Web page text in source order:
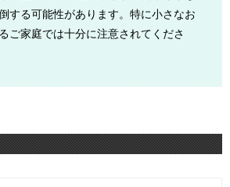
する可能性があります。特に小さなお
ご家庭では十分に注意されてくださ